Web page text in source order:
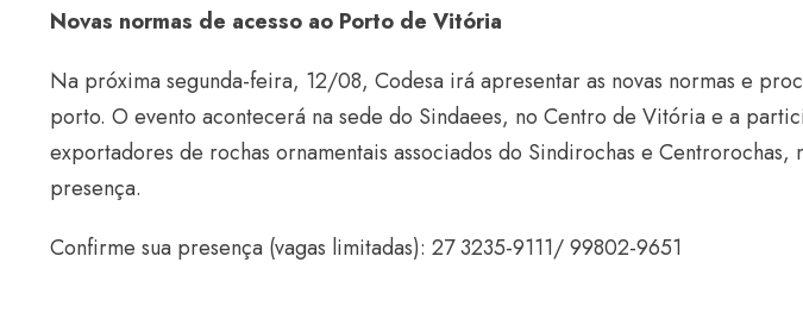
Novas normas de acesso ao Porto de Vitória
Na próxima segunda-feira, 12/08, Codesa irá apresentar as novas normas e
porto. O evento acontecerá na sede do Sindaees, no Centro de Vitória e a
exportadores de rochas ornamentais associados do Sindirochas e
presença.
Confirme sua presença (vagas limitadas): 27 3235-9111/ 99802-9651